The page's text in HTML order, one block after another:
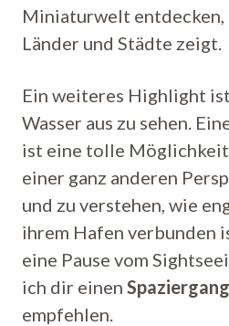
Miniaturwelt entdecken,
Länder und Städte zeigt.
Ein weiteres Highlight
Wasser aus zu sehen.
ist eine tolle
einer ganz anderen
und zu verstehen, wie
ihrem Hafen verbunden
eine Pause vom
ich dir einen
empfehlen.